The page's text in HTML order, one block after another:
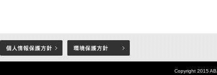
Copyright 2015